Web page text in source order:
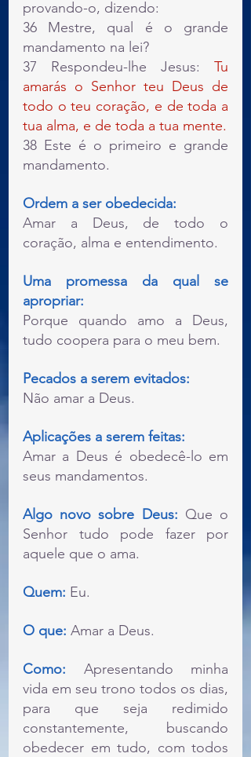
provando-o, dizendo:
36 Mestre, qual é o grande
mandamento na lei?
37 Respondeu-lhe Jesus: Tu
amarás o Senhor teu Deus de
todo o teu coração, e de toda a
tua alma, e de toda a tua mente.
38 Este é o primeiro e grande
mandamento.
Ordem a ser obedecida:
Amar a Deus, de todo o
coração, alma e entendimento.
Uma promessa da qual se
apropriar:
Porque quando amo a Deus,
tudo coopera para o meu bem.
Pecados a serem evitados:
Não amar a Deus.
Aplicações a serem feitas:
Amar a Deus é obedecê-lo em
seus mandamentos.
Algo novo sobre Deus: Que o
Senhor tudo pode fazer por
aquele que o ama.
Quem: Eu.
O que: Amar a Deus.
Como:
Apresentando minha
vida em seu trono todos os dias,
para que seja redimido
constantemente, buscando
obedecer em tudo, com todos